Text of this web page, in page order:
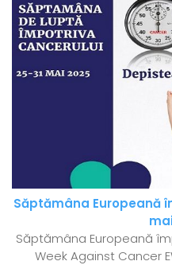
Săptămâna Europeană
Săptămâna Europeană
Week Against Cancer